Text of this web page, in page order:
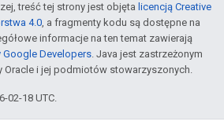
treść tej strony jest objęta licencją Creative
4.0, a fragmenty kodu są dostępne na
informacje na ten temat zawierają
Developers. Java jest zastrzeżonym
Oracle i jej podmiotów stowarzyszonych.
02-18 UTC.